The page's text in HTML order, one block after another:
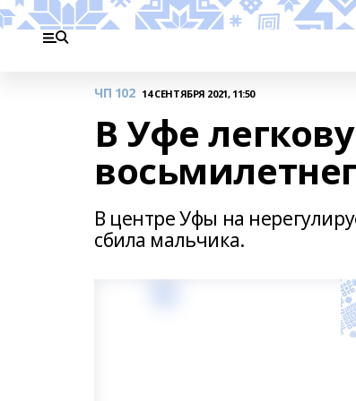
ЧП 102 14 СЕНТЯБРЯ 2021, 11:50
В Уфе
В центре Уфы на
сбила мальчика.